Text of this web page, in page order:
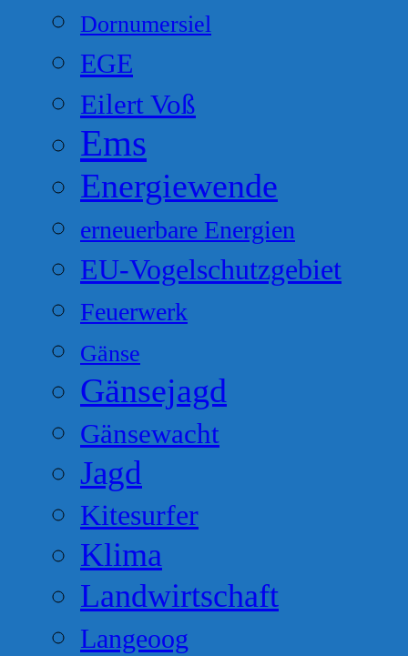
Dornumersiel
EGE
Eilert Voß
Ems
Energiewende
erneuerbare Energien
EU-Vogelschutzgebiet
Feuerwerk
Gänse
Gänsejagd
Gänsewacht
Jagd
Kitesurfer
Klima
Landwirtschaft
Langeoog